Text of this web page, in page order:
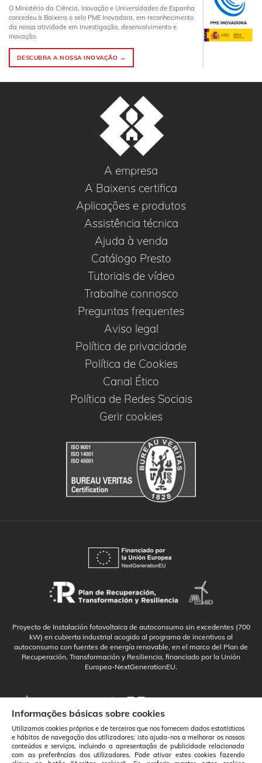
O Ministério da Ciência, Inovação e Universidades de Espanha
concedeu à Baixens o selo PME Inovadora, em reconhecimento
da nossa atividade em investigação, desenvolvimento e
inovação.
DESCUBRA A NOSSA INOVAÇÃO →
A empresa
A Baixens certifica
Aplicações e produtos
Assistência técnica
Ajuda à venda
Catálogo Presto
Tutoriais de vídeo
Trabalhe connosco
Preguntas frequentes
Aviso legal
Política de privacidade
Política de Cookies
Canal Ético
Política de Redes Sociais
Gerir cookies
Proyecto de Instalación fotovoltaica de autoconsumo sin excedentes (700
kW) en cubierta industrial acogido al programa de incentivos al
autoconsumo con fuentes de energía renovable, en el marco del Plan de
Recuperación, Transformación y Resiliencia, financiado por la Unión
Europea-NextGenerationEU.
Informações básicas sobre cookies
Utilizamos cookies próprios e de terceiros que nos fornecem dados estatísticos
e hábitos de navegação dos utilizadores; isto ajuda-nos a melhorar os nossos
conteúdos e serviços, incluindo a apresentação de publicidade relacionada
com as preferências dos utilizadores. Pode ativar estes cookies fazendo